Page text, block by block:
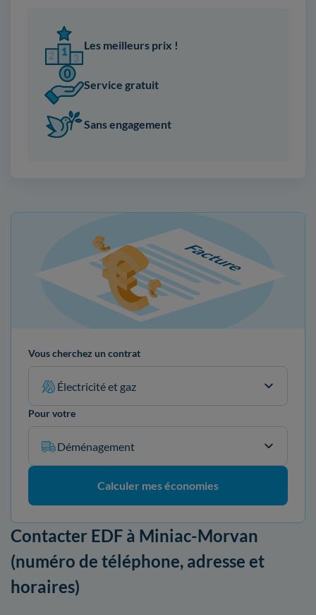
Les meilleurs prix !
Service gratuit
Sans engagement
Vous cherchez un contrat
Électricité et gaz
Pour votre
Déménagement
Calculer mes économies
Contacter EDF à Miniac-Morvan
(numéro de téléphone, adresse et
horaires)